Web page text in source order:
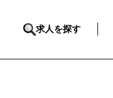
求人を探す